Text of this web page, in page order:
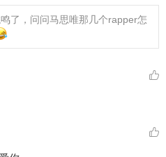
了，问问马思唯那几个rapper怎